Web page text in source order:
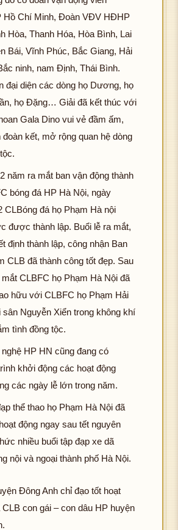
Hồ Chí Minh, Đoàn VĐV HĐHP
Hòa, Thanh Hóa, Hòa Bình, Lai
Bái, Vĩnh Phúc, Bắc Giang, Hải
ninh, nam Định, Thái Bình.
đại diện các dòng họ Dương, họ
họ Đặng… Giải đã kết thúc với
Gala Dino vui vẻ đầm ấm,
đoàn kết, mở rộng quan hệ dòng
năm ra mắt ban vận động thành
bóng đá HP Hà Nội, ngày
CLBóng đá họ Phạm Hà nội
được thành lập. Buổi lễ ra mắt,
định thành lập, công nhận Ban
CLB đã thành công tốt đẹp. Sau
mắt CLBFC họ Phạm Hà Nội đã
hữu với CLBFC họ Phạm Hải
sân Nguyễn Xiển trong không khí
tình đồng tộc.
HP HN cũng đang có
khởi động các hoạt động
các ngày lễ lớn trong năm.
thể thao họ Phạm Hà Nội đã
động ngay sau tết nguyên
nhiều buổi tập đạp xe dã
nội và ngoại thành phố Hà Nội.
Đông Anh chỉ đạo tốt hoạt
CLB con gái – con dâu HP huyện